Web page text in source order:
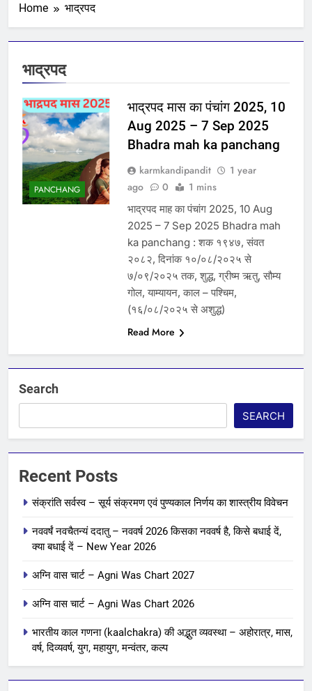
Home भाद्रपद
भाद्रपद
PANCHANG
भाद्रपद मास का पंचांग 2025, 10
Aug 2025 – 7 Sep 2025
Bhadra mah ka panchang
karmkandipandit
1 year
ago
0 1 mins
भाद्रपद माह का पंचांग 2025, 10 Aug
2025 – 7 Sep 2025 Bhadra mah
ka panchang : शक १९४७, संवत
२०८२, दिनांक १०/०८/२०२५ से
७/०९/२०२५ तक, शुद्ध, ग्रीष्म ऋतु, सौम्य
गोल, याम्यायन, काल – पश्चिम,
(१६/०८/२०२५ से अशुद्ध)
Read More
Search
SEARCH
Recent Posts
संक्रांति सर्वस्व – सूर्य संक्रमण एवं पुण्यकाल निर्णय का शास्त्रीय विवेचन
नववर्षं नवचैतन्यं ददातु – नववर्ष 2026 किसका नववर्ष है, किसे बधाई दें,
क्या बधाई दें – New Year 2026
अग्नि वास चार्ट – Agni Was Chart 2027
अग्नि वास चार्ट – Agni Was Chart 2026
भारतीय काल गणना (kaalchakra) की अद्भुत व्यवस्था – अहोरात्र, मास,
वर्ष, दिव्यवर्ष, युग, महायुग, मन्वंतर, कल्प